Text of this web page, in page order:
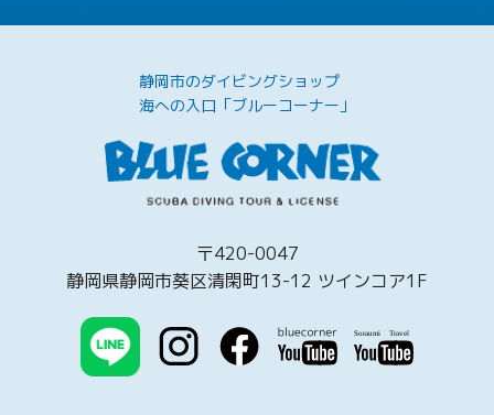
静岡市のダイビングショップ
海への入口「ブルーコーナー」
〒420-0047
静岡県静岡市葵区清閑町13-12 ツインコア1F